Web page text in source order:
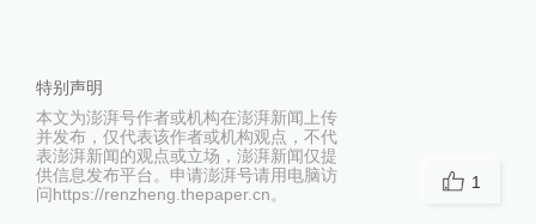
特别声明
本文为澎湃号作者或机构在澎湃新闻上传
并发布，仅代表该作者或机构观点，不代
表澎湃新闻的观点或立场，澎湃新闻仅提
供信息发布平台。申请澎湃号请用电脑访
问https://renzheng.thepaper.cn。
1